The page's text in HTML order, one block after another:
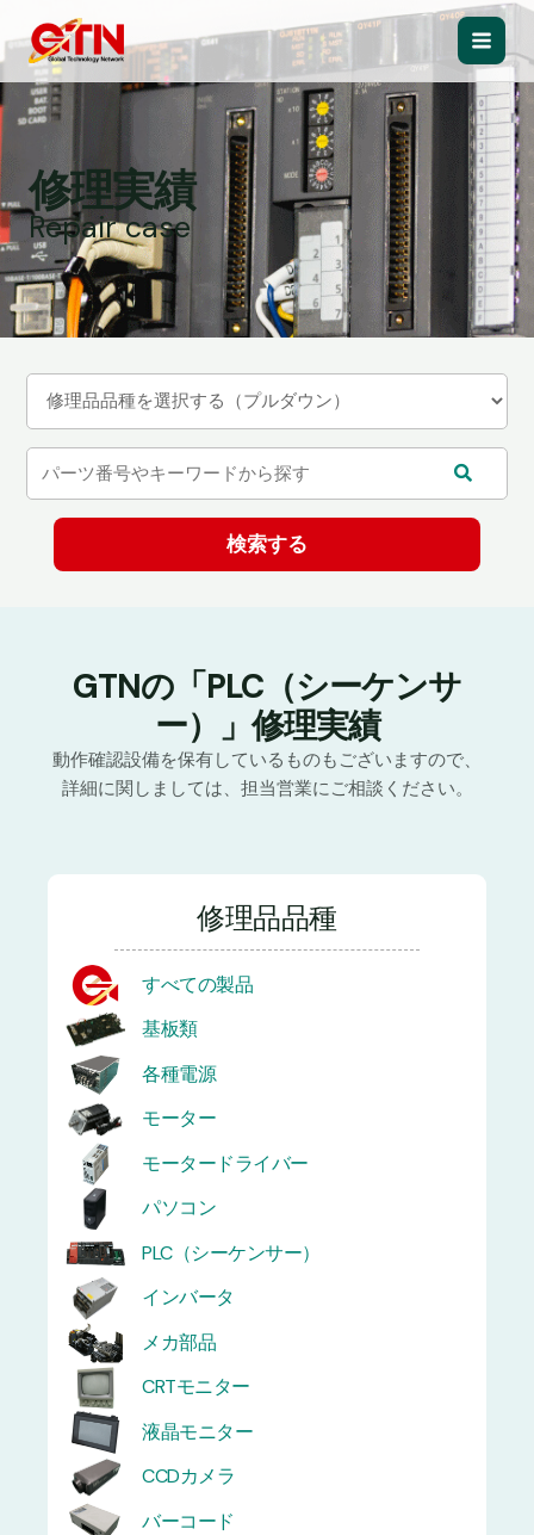
容
ス
キ
ッ
プ
Main
修理実績
Repair case
GTNの「PLC（シーケンサ
ー）」修理実績
動作確認設備を保有しているものもございますので、
詳細に関しましては、担当営業にご相談ください。
修理品品種
すべての製品
基板類
各種電源
モーター
モータードライバー
パソコン
PLC（シーケンサー）
インバータ
メカ部品
CRTモニター
液晶モニター
CCDカメラ
バーコード